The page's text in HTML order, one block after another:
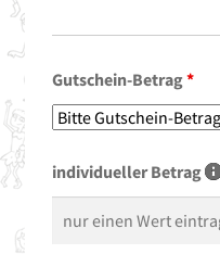
Saalvermietung
Salzinsel
Freizeitclub
Gutschein-Betrag*
individueller Betrag